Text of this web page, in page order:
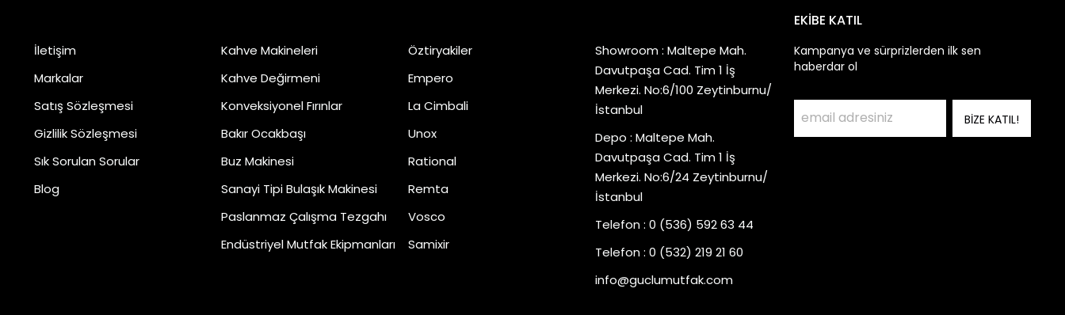
İletişim
Markalar
Satış Sözleşmesi
Gizlilik Sözleşmesi
Sık Sorulan Sorular
Blog
Kahve Makineleri
Kahve Değirmeni
Konveksiyonel Fırınlar
Bakır Ocakbaşı
Buz Makinesi
Sanayi Tipi Bulaşık Makinesi
Paslanmaz Çalışma Tezgahı
Endüstriyel Mutfak Ekipmanları
Öztiryakiler
Empero
La Cimbali
Unox
Rational
Remta
Vosco
Samixir
Showroom : Maltepe Mah.
Davutpaşa Cad. Tim 1 İş
Merkezi. No:6/100 Zeytinburnu/
İstanbul
Depo : Maltepe Mah.
Davutpaşa Cad. Tim 1 İş
Merkezi. No:6/24 Zeytinburnu/
İstanbul
Telefon : 0 (536) 592 63 44
Telefon : 0 (532) 219 21 60
info@guclumutfak.com
EKİBE KATIL
Kampanya ve sürprizlerden ilk sen
haberdar ol
BİZE KATIL!